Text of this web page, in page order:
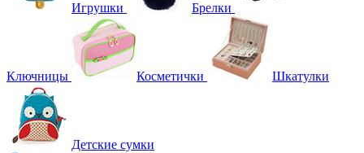
Игрушки Брелки
Ключницы Косметички Шкатулки
Детские сумки